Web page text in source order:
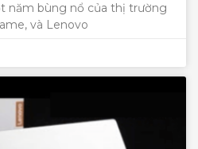
năm bùng nổ của thị trường
và Lenovo